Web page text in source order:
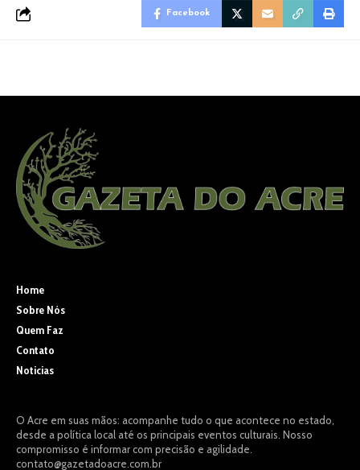
Facebook
Home
Sobre Nós
Quem Faz
Contato
Noticias
O Acre em suas mãos: acompanhe tudo o que acontece no estado,
desde a política local até os principais eventos culturais. Nosso
compromisso é informar com precisão e agilidade.
contato@gazetadoacre.com.br